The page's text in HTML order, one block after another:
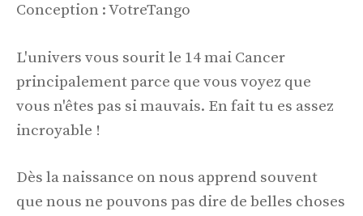
Conception : VotreTango
L'univers vous sourit le 14 mai Cancer
principalement parce que vous voyez que
vous n'êtes pas si mauvais. En fait tu es assez
incroyable !
Dès la naissance on nous apprend souvent
que nous ne pouvons pas dire de belles choses